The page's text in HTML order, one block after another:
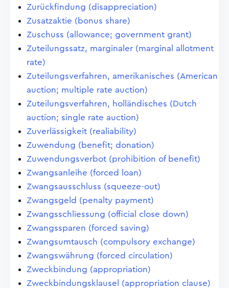
Zurückfindung (disappreciation)
Zusatzaktie (bonus share)
Zuschuss (allowance; government grant)
Zuteilungssatz, marginaler (marginal allotment
rate)
Zuteilungsverfahren, amerikanisches (American
auction; multiple rate auction)
Zuteilungsverfahren, holländisches (Dutch
auction; single rate auction)
Zuverlässigkeit (realiability)
Zuwendung (benefit; donation)
Zuwendungsverbot (prohibition of benefit)
Zwangsanleihe (forced loan)
Zwangsausschluss (squeeze-out)
Zwangsgeld (penalty payment)
Zwangsschliessung (official close down)
Zwangssparen (forced saving)
Zwangsumtausch (compulsory exchange)
Zwangswährung (forced circulation)
Zweckbindung (appropriation)
Zweckbindungsklausel (appropriation clause)